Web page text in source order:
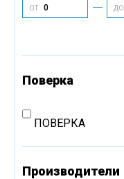
ОТ ДО
Поверка
ПОВЕРКА
Производители